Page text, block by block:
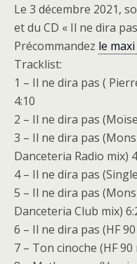
Le 3 décembre 2021,
et du CD « Il ne dira
Précommandez le maxi
Tracklist:
1 – Il ne dira pas (
4:10
2 – Il ne dira pas
3 – Il ne dira pas
Danceteria Radio mix)
4 – Il ne dira pas
5 – Il ne dira pas
Danceteria Club mix)
6 – Il ne dira pas (HF
7 – Ton cinoche (HF 90